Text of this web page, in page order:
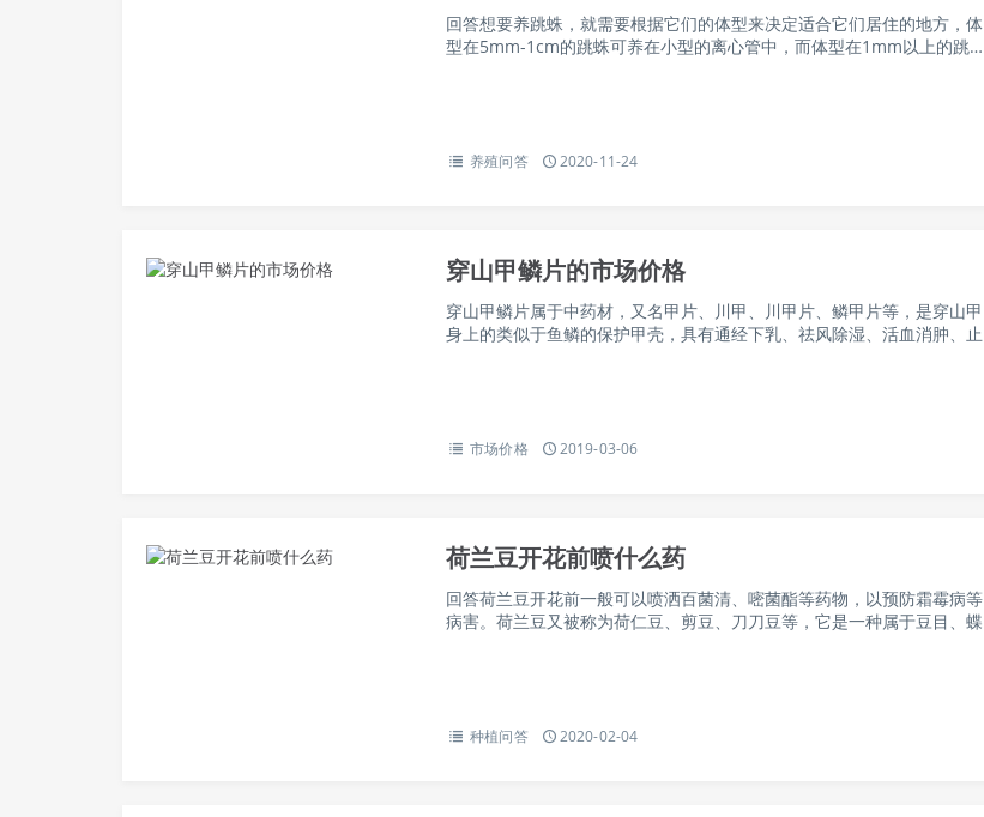
回答想要养跳蛛，就需要根据它们的体型来决定适合它们居住的地方，体
型在5mm-1cm的跳蛛可养在小型的离心管中，而体型在1mm以上的跳蛛
养殖问答 2020-11-24
穿山甲鳞片的市场价格
穿山甲鳞片属于中药材，又名甲片、川甲、川甲片、鳞甲片等，是穿山甲
身上的类似于鱼鳞的保护甲壳，具有通经下乳、祛风除湿、活血消肿、止
市场价格 2019-03-06
荷兰豆开花前喷什么药
回答荷兰豆开花前一般可以喷洒百菌清、嘧菌酯等药物，以预防霜霉病等
病害。荷兰豆又被称为荷仁豆、剪豆、刀刀豆等，它是一种属于豆目、蝶
种植问答 2020-02-04